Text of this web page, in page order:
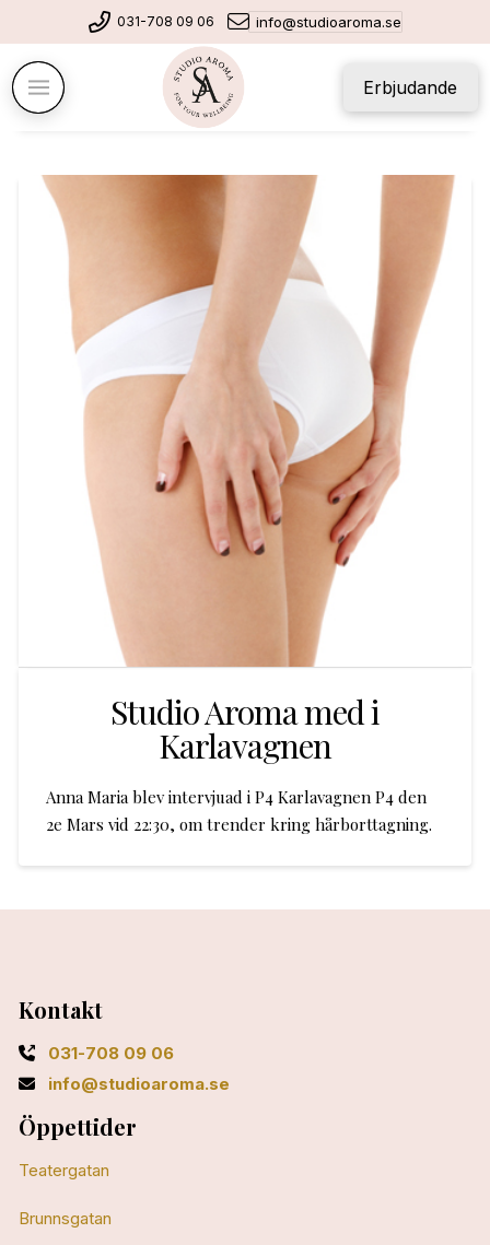
031-708 09 06 info@studioaroma.se
Erbjudande
Studio Aroma med i
Karlavagnen
Anna Maria blev intervjuad i P4 Karlavagnen P4 den
2e Mars vid 22:30, om trender kring hårborttagning.
Kontakt
031-708 09 06
info@studioaroma.se
Öppettider
Teatergatan
Brunnsgatan